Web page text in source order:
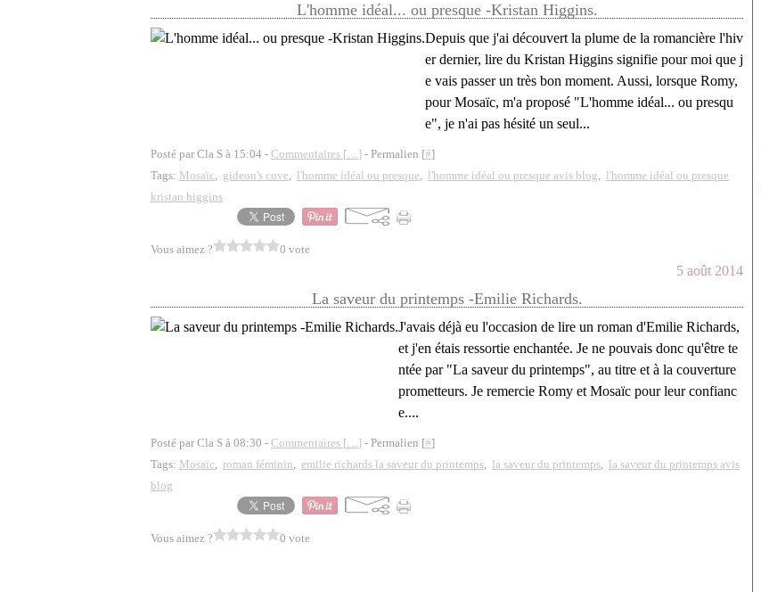
L'homme idéal... ou presque -Kristan Higgins.
Depuis que j'ai découvert la plume de la romancière l'hiv
er dernier, lire du Kristan Higgins signifie pour moi que j
e vais passer un très bon moment. Aussi, lorsque Romy,
pour Mosaïc, m'a proposé "L'homme idéal... ou presqu
e", je n'ai pas hésité un seul...
Posté par Cla S à 15:04 - Commentaires […] - Permalien [#]
Tags: Mosaïc, gideon's cove, l'homme idéal ou presque, l'homme idéal ou presque avis blog, l'homme idéal ou presque
kristan higgins
Vous aimez ? 0 vote
5 août 2014
La saveur du printemps -Emilie Richards.
J'avais déjà eu l'occasion de lire un roman d'Emilie Richards,
et j'en étais ressortie enchantée. Je ne pouvais donc qu'être te
ntée par "La saveur du printemps", au titre et à la couverture
prometteurs. Je remercie Romy et Mosaïc pour leur confianc
e....
Posté par Cla S à 08:30 - Commentaires […] - Permalien [#]
Tags: Mosaïc, roman féminin, emilie richards la saveur du printemps, la saveur du printemps, la saveur du printemps avis
blog
Vous aimez ? 0 vote